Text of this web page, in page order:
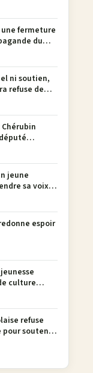
une fermeture
du
ni soutien,
refuse de
en 137
jeune
sa voix à
espoir
culture
refuse
soutenir